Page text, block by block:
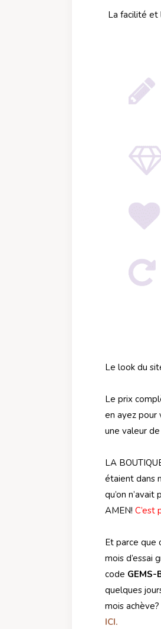
La facilité et
Le look du
Le prix
en ayez pour
une valeur
LA
étaient dans
qu’on
AMEN! C’est
Et parce que
mois d’essai
code GEMS-
quelques
mois
ICI.